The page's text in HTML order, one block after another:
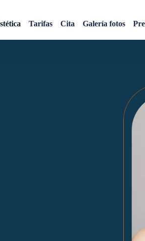
Tarifas Cita Galería fotos
rehacer sus